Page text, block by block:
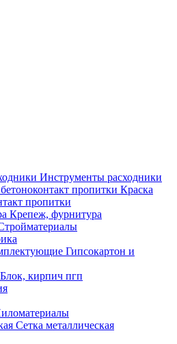
Инструменты расходники
Краска
пропитки
Крепеж, фурнитура
Гипсокартон и
Блок, кирпич пгп
Сетка металлическая